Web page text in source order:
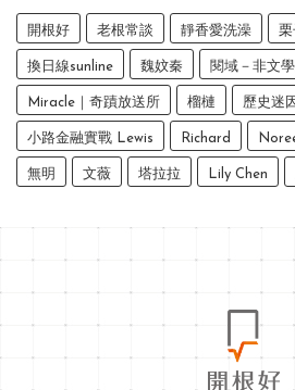
開根好 老根常談 靜香愛洗澡 栗
換日線sunline 魏妏秦 閱域－非文
Miracle｜奇蹟放送所 榴槤 歷史迷
小路金融實戰 Lewis Richard
無明 文薇 塔拉拉 Lily Chen